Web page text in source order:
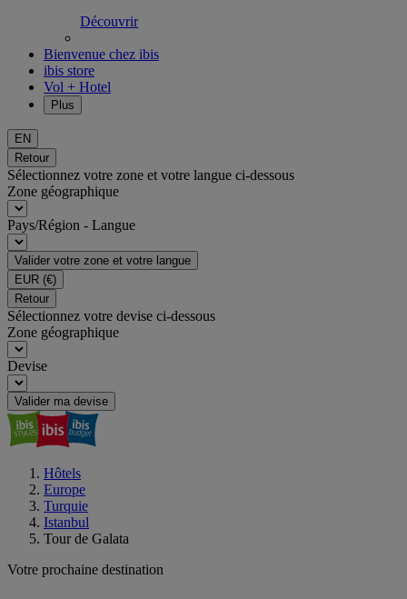
Découvrir
Bienvenue chez ibis
ibis store
Vol + Hotel
Plus
EN
Retour
Sélectionnez votre zone et votre langue ci-dessous
Zone géographique
Pays/Région - Langue
Valider votre zone et votre langue
EUR (€)
Retour
Sélectionnez votre devise ci-dessous
Zone géographique
Devise
Valider ma devise
Hôtels
Europe
Turquie
Istanbul
Tour de Galata
Votre prochaine destination